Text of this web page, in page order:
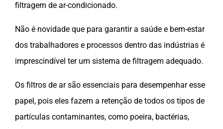
filtragem de ar-condicionado.
Não é novidade que para garantir a saúde e bem-estar
dos trabalhadores e processos dentro das indústrias é
imprescindível ter um sistema de filtragem adequado.
Os filtros de ar são essenciais para desempenhar esse
papel, pois eles fazem a retenção de todos os tipos de
partículas contaminantes, como poeira, bactérias,